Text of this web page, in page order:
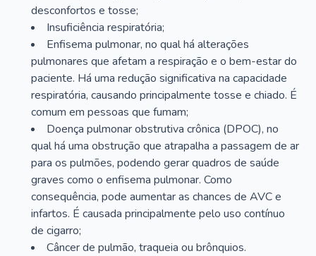
desconfortos e tosse;
Insuficiência respiratória;
Enfisema pulmonar, no qual há alterações
pulmonares que afetam a respiração e o bem-estar do
paciente. Há uma redução significativa na capacidade
respiratória, causando principalmente tosse e chiado. É
comum em pessoas que fumam;
Doença pulmonar obstrutiva crônica (DPOC), no
qual há uma obstrução que atrapalha a passagem de ar
para os pulmões, podendo gerar quadros de saúde
graves como o enfisema pulmonar. Como
consequência, pode aumentar as chances de AVC e
infartos. É causada principalmente pelo uso contínuo
de cigarro;
Câncer de pulmão, traqueia ou brônquios.